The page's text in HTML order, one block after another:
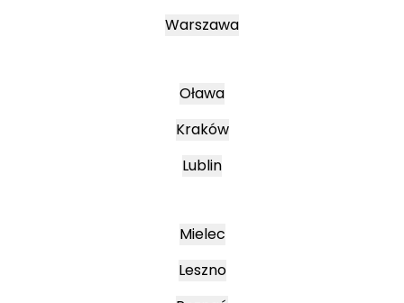
Warszawa
Oława
Kraków
Lublin
Mielec
Leszno